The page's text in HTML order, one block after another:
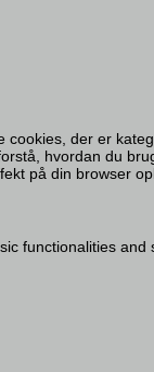
der er
hvordan du
på din browser
functionalities